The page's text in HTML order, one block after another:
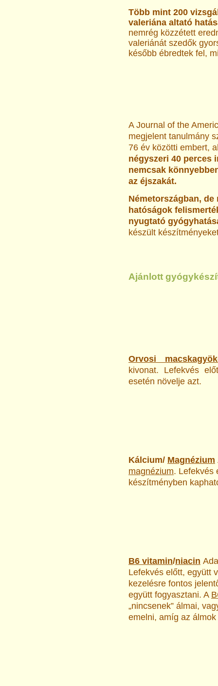
Több mint 200
valeriána altató
nemrég közzétett
valeriánát szedők
később ébredtek fel,
A Journal of the
megjelent tanulmány
76 év közötti embert,
négyszeri 40 perces
nemcsak
az éjszakát.
Németországban,
hatóságok
nyugtató
készült
Ajánlott
Orvosi
kivonat. Lefekvés
esetén növelje azt.
Kálcium/ Magnézium
magnézium. Lefekvés
készítményben
B6 vitamin/niacin
Lefekvés előtt, együtt
kezelésre fontos
együtt fogyasztani. A
„nincsenek” álmai,
emelni, amíg az